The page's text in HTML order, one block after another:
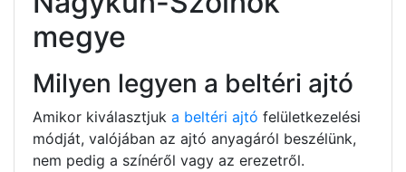
megye
Milyen legyen a beltéri ajtó
Amikor kiválasztjuk a beltéri ajtó felületkezelési
módját, valójában az ajtó anyagáról beszélünk,
nem pedig a színéről vagy az erezetről.